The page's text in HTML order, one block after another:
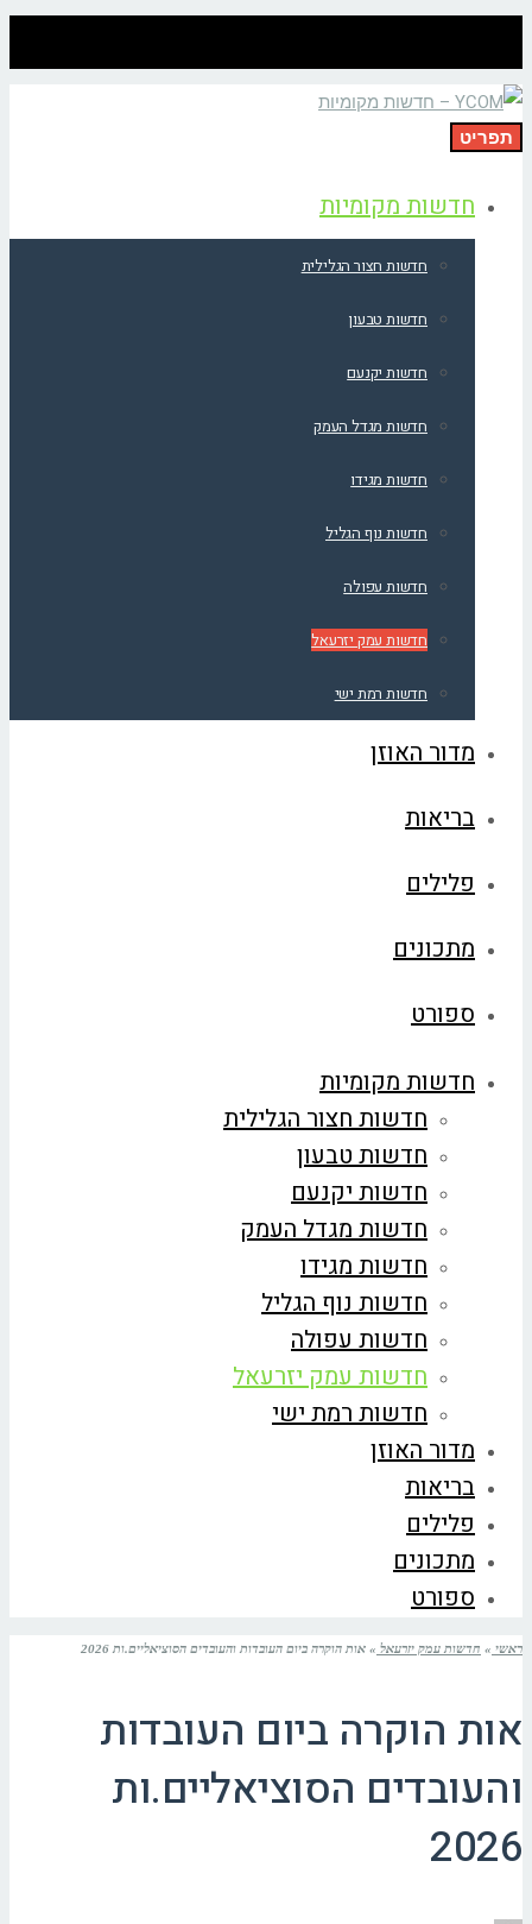
תפריט
חדשות מקומיות
חדשות חצור הגלילית
חדשות טבעון
חדשות יקנעם
חדשות מגדל העמק
חדשות מגידו
חדשות נוף הגליל
חדשות עפולה
חדשות עמק יזרעאל
חדשות רמת ישי
מדור האוזן
בריאות
פלילים
מתכונים
ספורט
חדשות מקומיות
חדשות חצור הגלילית
חדשות טבעון
חדשות יקנעם
חדשות מגדל העמק
חדשות מגידו
חדשות נוף הגליל
חדשות עפולה
חדשות עמק יזרעאל
חדשות רמת ישי
מדור האוזן
בריאות
פלילים
מתכונים
ספורט
ראשי » חדשות עמק יזרעאל » אות הוקרה ביום העובדות והעובדים הסוציאליים.ות 2026
אות הוקרה ביום העובדות
והעובדים הסוציאליים.ות
2026